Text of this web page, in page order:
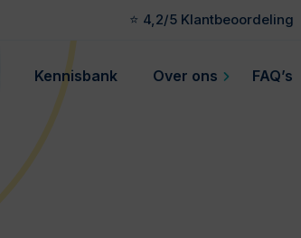
⭐ 4,2/5 Klantbeoordeling
Kennisbank Over ons FAQ’s